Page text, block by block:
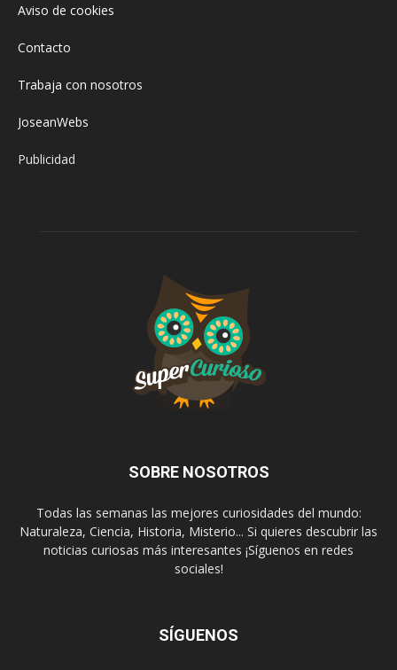
Aviso de cookies
Contacto
Trabaja con nosotros
JoseanWebs
Publicidad
SOBRE NOSOTROS
Todas las semanas las mejores curiosidades del mundo:
Naturaleza, Ciencia, Historia, Misterio... Si quieres descubrir las
noticias curiosas más interesantes ¡Síguenos en redes
sociales!
SÍGUENOS